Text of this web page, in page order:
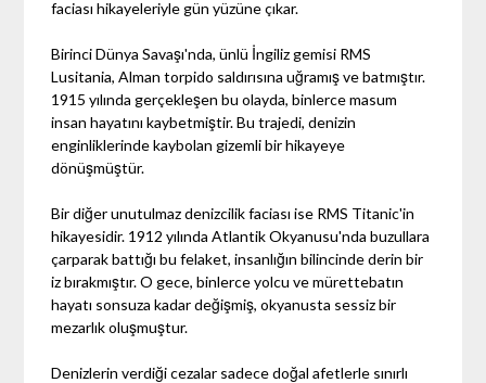
faciası hikayeleriyle gün yüzüne çıkar.
Birinci Dünya Savaşı'nda, ünlü İngiliz gemisi RMS
Lusitania, Alman torpido saldırısına uğramış ve batmıştır.
1915 yılında gerçekleşen bu olayda, binlerce masum
insan hayatını kaybetmiştir. Bu trajedi, denizin
enginliklerinde kaybolan gizemli bir hikayeye
dönüşmüştür.
Bir diğer unutulmaz denizcilik faciası ise RMS Titanic'in
hikayesidir. 1912 yılında Atlantik Okyanusu'nda buzullara
çarparak battığı bu felaket, insanlığın bilincinde derin bir
iz bırakmıştır. O gece, binlerce yolcu ve mürettebatın
hayatı sonsuza kadar değişmiş, okyanusta sessiz bir
mezarlık oluşmuştur.
Denizlerin verdiği cezalar sadece doğal afetlerle sınırlı